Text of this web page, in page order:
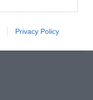
Privacy Policy